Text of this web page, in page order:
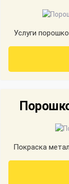
Услуги
Покраска